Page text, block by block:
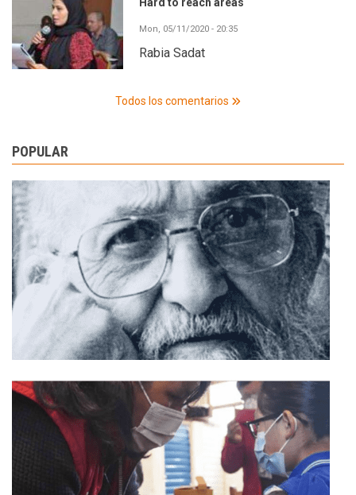
Hard to reach areas
Mon, 05/11/2020 - 20:35
Rabia Sadat
Todos los comentarios
POPULAR